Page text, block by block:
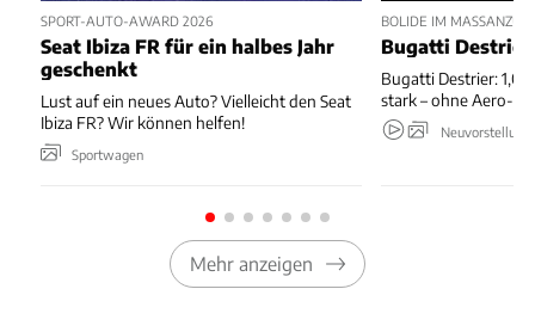
SPORT-AUTO-AWARD 2026
Seat Ibiza FR für ein halbes Jahr
geschenkt
Lust auf ein neues Auto? Vielleicht den Seat
Ibiza FR? Wir können helfen!
Sportwagen
BOLIDE IM MASSANZUG
Bugatti
Bugatti Destrier: 1,00
stark – ohne Aero-
Mehr anzeigen